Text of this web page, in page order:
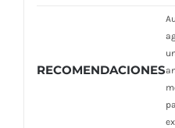
RECOMENDACIONES